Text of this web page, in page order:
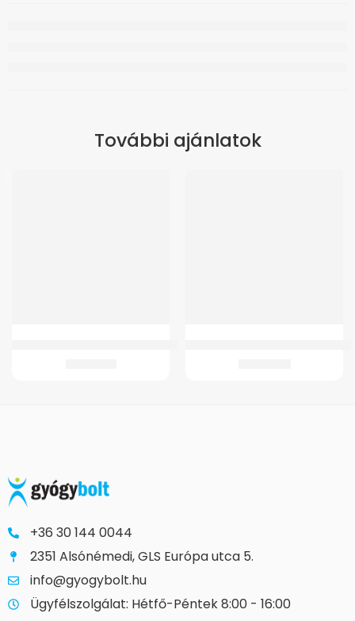
További ajánlatok
+36 30 144 0044
2351 Alsónémedi, GLS Európa utca 5.
info@gyogybolt.hu
Ügyfélszolgálat: Hétfő-Péntek 8:00 - 16:00